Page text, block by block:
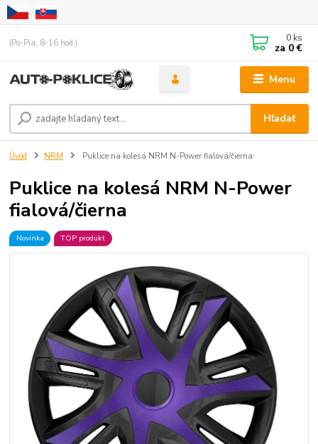
Menu
Hľadať
(Po-Pia, 8-16 hod.) 0 ks
za 0 €
Úvod NRM Puklice na kolesá NRM N-Power fialová/čierna
Puklice na kolesá NRM N-Power
fialová/čierna
Novinka TOP produkt